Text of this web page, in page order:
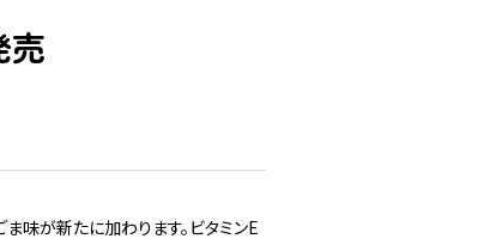
売
味が新たに加わります。ビタミンE